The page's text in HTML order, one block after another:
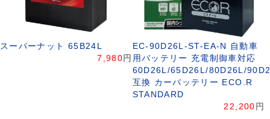
スーパーナット 65B24L
7,980円
EC-90D26L-ST-EA-N 自動車
用バッテリー 充電制御車対応
60D26L/65D26L/80D26L/
互換 カーバッテリー ECO.R
STANDARD
22,200 円